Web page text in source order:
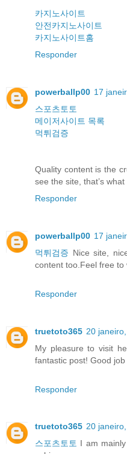
카지노사이트
안전카지노사이트
카지노사이트홈
Responder
powerballp00 17
스포츠토토
메이저사이트 목록
먹튀검증
Quality content is the
see the site, that’s
Responder
powerballp00 17
먹튀검증 Nice site,
content too.Feel free to
Responder
truetoto365 20
My pleasure to visit
fantastic post! Good job
Responder
truetoto365 20
스포츠토토 I am